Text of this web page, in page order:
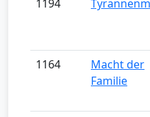
1194
1164
Macht der
Familie